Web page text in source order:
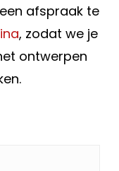
afspraak te
, zodat we je
ontwerpen